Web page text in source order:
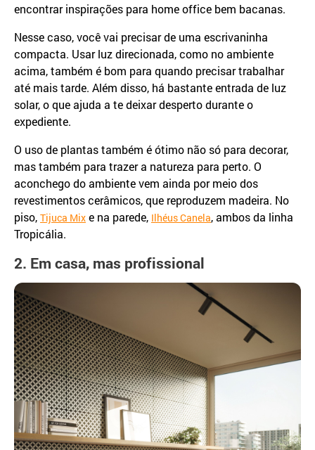
encontrar inspirações para home office bem bacanas.
Nesse caso, você vai precisar de uma escrivaninha
compacta. Usar luz direcionada, como no ambiente
acima, também é bom para quando precisar trabalhar
até mais tarde. Além disso, há bastante entrada de luz
solar, o que ajuda a te deixar desperto durante o
expediente.
O uso de plantas também é ótimo não só para decorar,
mas também para trazer a natureza para perto. O
aconchego do ambiente vem ainda por meio dos
revestimentos cerâmicos, que reproduzem madeira. No
piso, Tijuca Mix e na parede, Ilhéus Canela, ambos da linha
Tropicália.
2. Em casa, mas profissional